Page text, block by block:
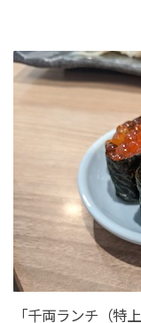
「千両ランチ（特